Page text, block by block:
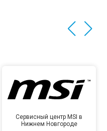
Сервисный центр MSI в
Нижнем Новгороде